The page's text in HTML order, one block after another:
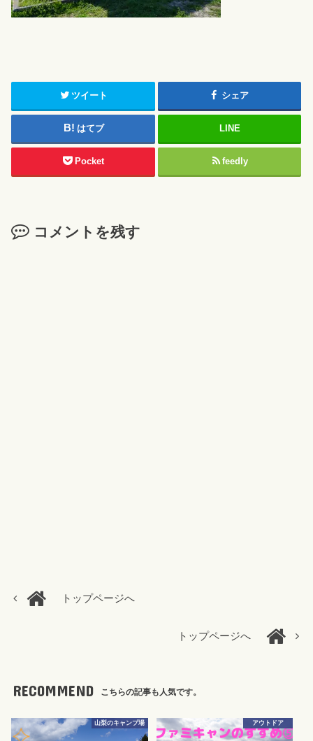
ツイート シェア
はてブ LINE
Pocket feedly
コメントを残す
トップページへ
トップページへ
RECOMMEND こちらの記事も人気です。
山梨のキャンプ場 アウトドア